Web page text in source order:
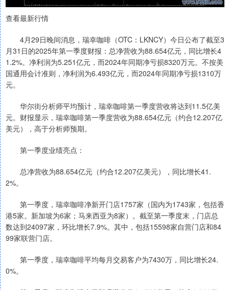
查看最新行情
4月29日晚间消息，瑞幸咖啡（OTC：LKNCY）今日公布了截至3
月31日的2025年第一季度财报：总净营收为88.654亿元，同比增长4
1.2%。净利润为5.251亿元，而2024年同期净亏损8320万元。不按美
国通用会计准则，净利润为6.493亿元，而2024年同期净亏损1310万
元。
华尔街分析师平均预计，瑞幸咖啡第一季度营收将达到11.5亿美
元。财报显示，瑞幸咖啡第一季度营收为88.654亿元（约合12.207亿
美元），高于分析师预期。
第一季度业绩亮点：
总净营收为88.654亿元（约合12.207亿美元），同比增长41.
2%。
第一季度，瑞幸咖啡净新开门店1757家（国内为1743家，包括香
港5家。新加坡为6家；马来西亚为8家）。截至第一季度末，门店总
数达到24097家，环比增长7.9%。其中，包括15598家自营门店和84
99家联营门店。
第一季度，瑞幸咖啡平均每月交易客户为7430万，同比增长24.
0%。